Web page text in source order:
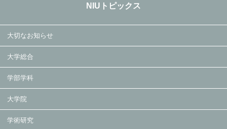
NIUトピックス
大切なお知らせ
大学総合
学部学科
大学院
学術研究